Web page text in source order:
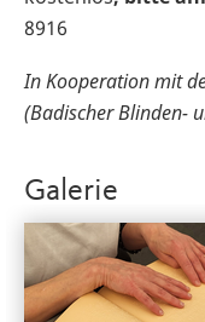
8916
In Kooperation mit
(Badischer Blinden-
Galerie